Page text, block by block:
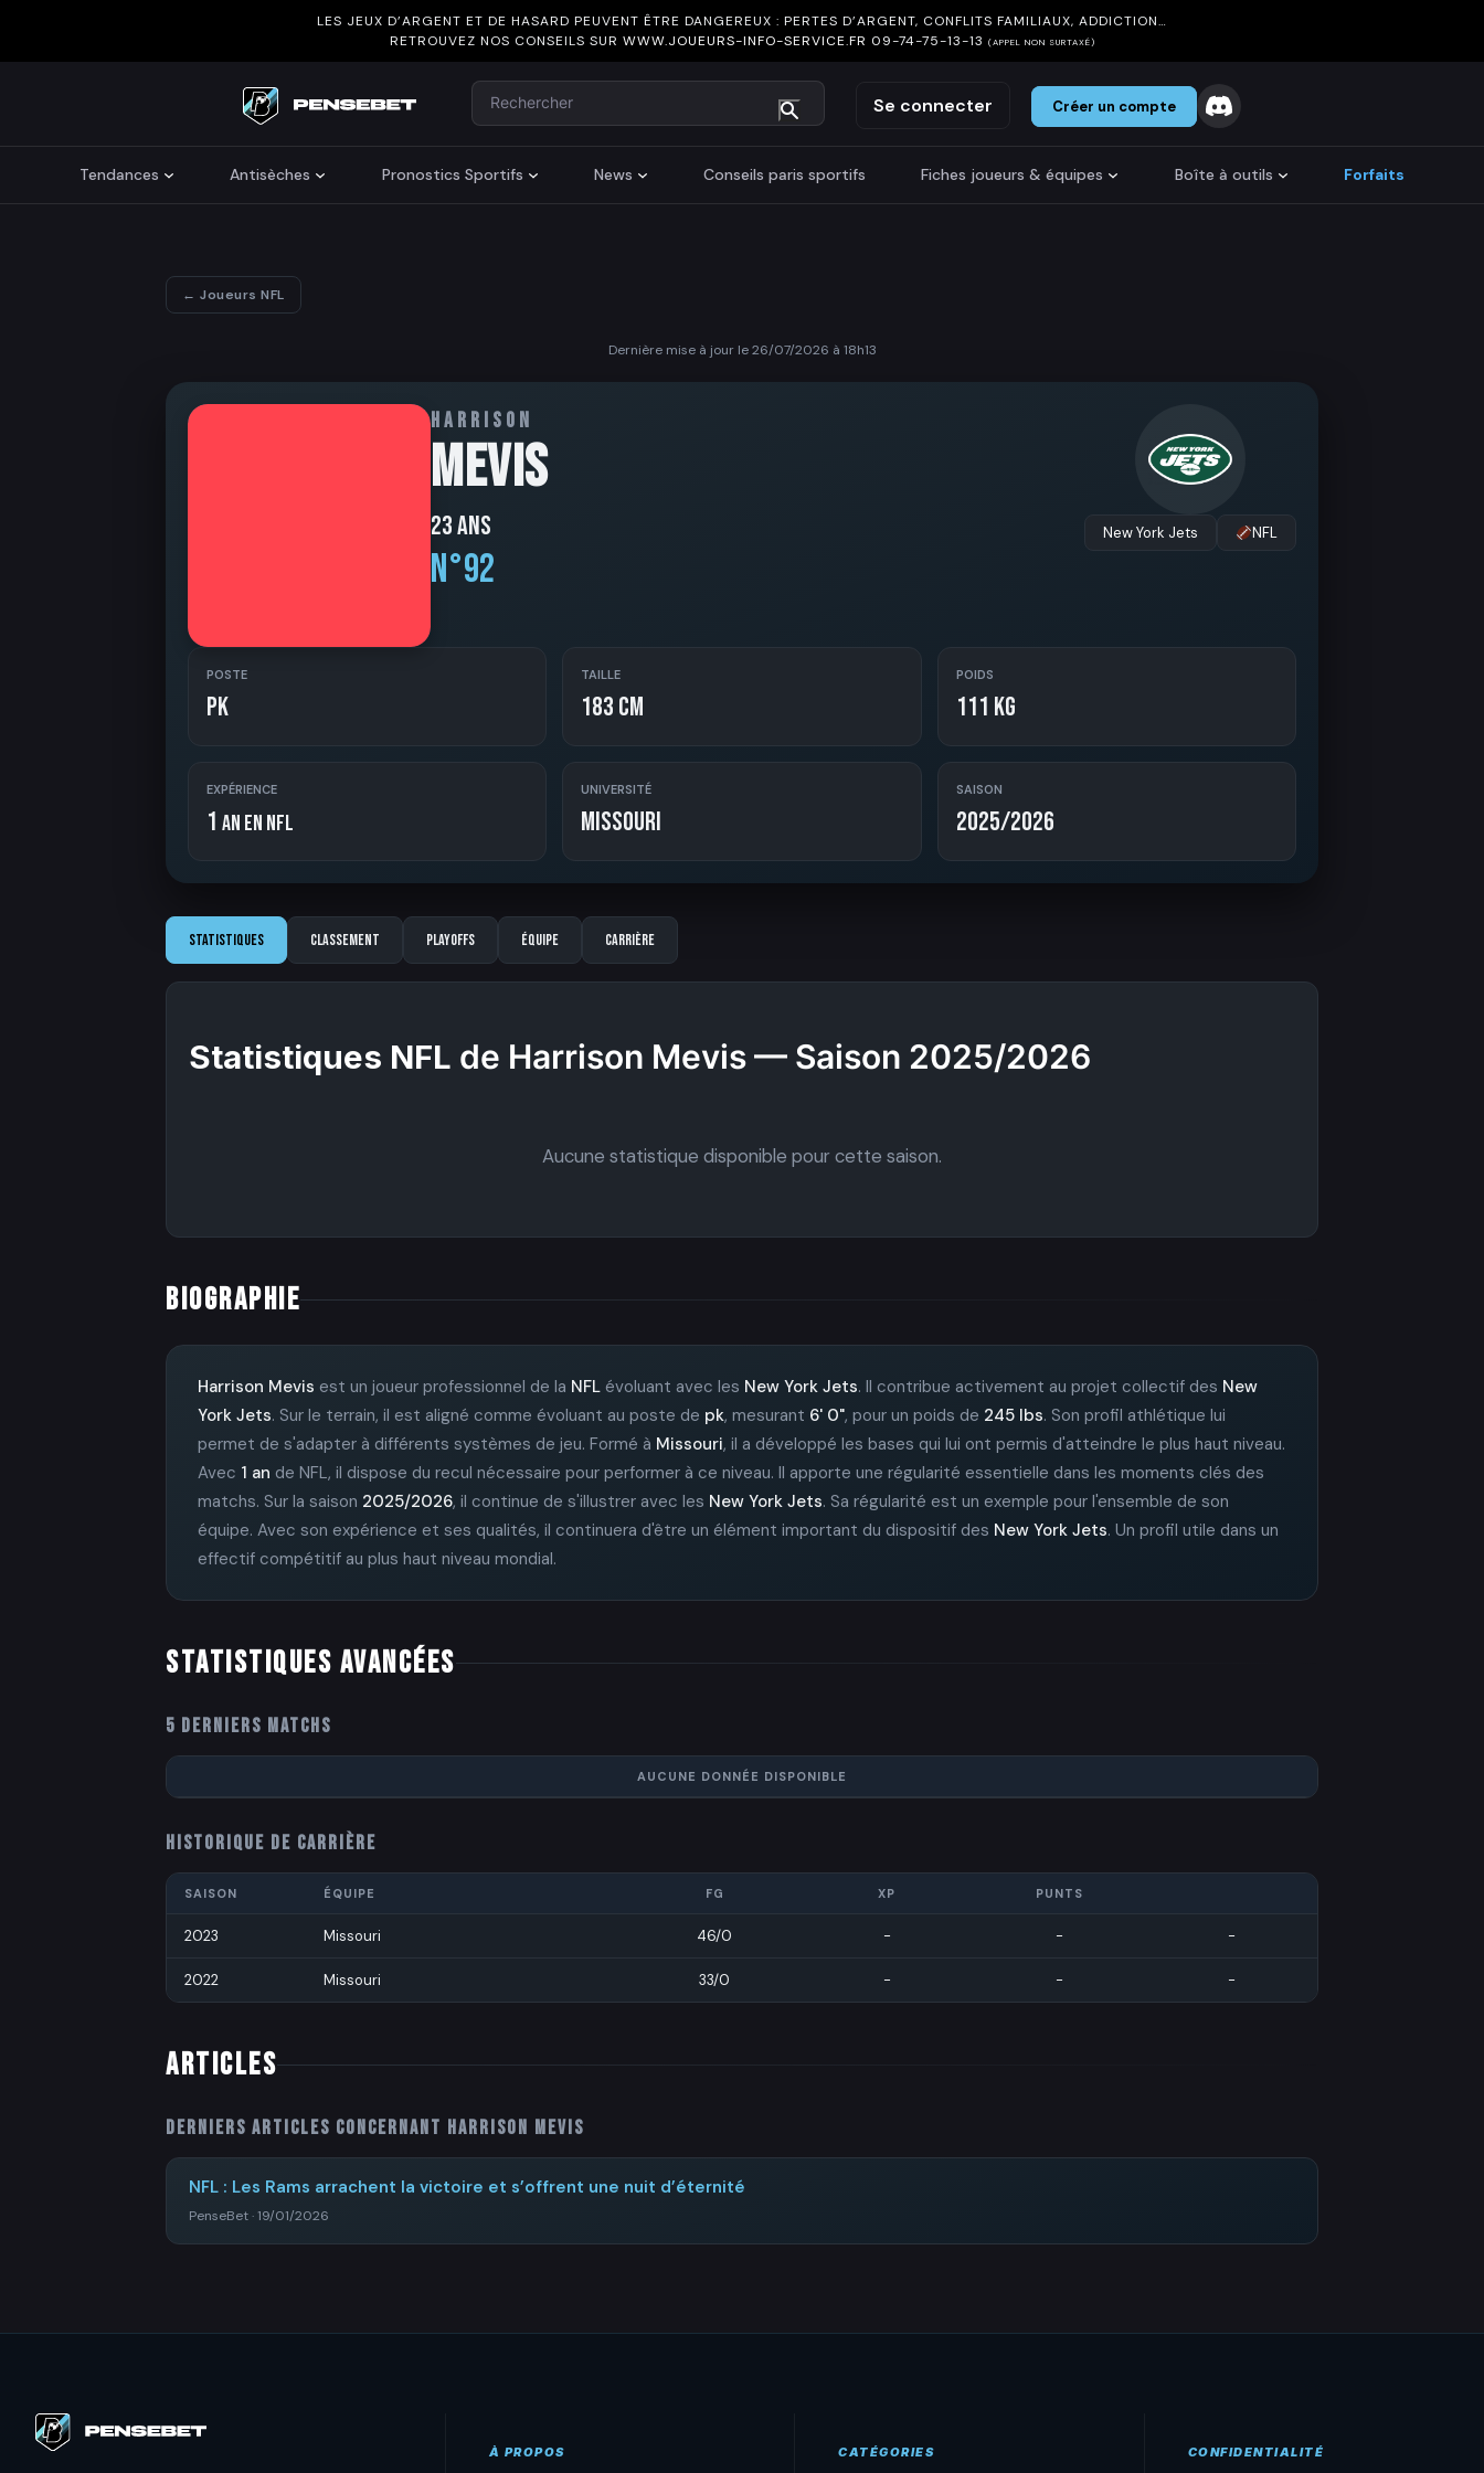
LES JEUX D’ARGENT ET DE HASARD PEUVENT ÊTRE DANGEREUX : PERTES D’ARGENT, CONFLITS FAMILIAUX, ADDICTION…
RETROUVEZ NOS CONSEILS SUR WWW.JOUEURS-INFO-SERVICE.FR 09-74-75-13-13 (APPEL NON SURTAXÉ)
Rechercher
Search Se connecter Créer un compte
Tendances Antisèches Pronostics Sportifs News Conseils paris sportifs Fiches joueurs & équipes Boîte à outils Forfaits
← Joueurs NFL
Dernière mise à jour le 26/07/2026 à 18h13
HARRISON
MEVIS
23 ans
N°92
New York Jets NFL
POSTE
PK
TAILLE
183 cm
POIDS
111 kg
EXPÉRIENCE
1 an en NFL
UNIVERSITÉ
Missouri
SAISON
2025/2026
Statistiques Classement Playoffs Équipe Carrière
Statistiques NFL de Harrison Mevis — Saison 2025/2026
Aucune statistique disponible pour cette saison.
BIOGRAPHIE
Harrison Mevis est un joueur professionnel de la NFL évoluant avec les New York Jets. Il contribue activement au projet collectif des New
York Jets. Sur le terrain, il est aligné comme évoluant au poste de pk, mesurant 6' 0", pour un poids de 245 lbs. Son profil athlétique lui
permet de s'adapter à différents systèmes de jeu. Formé à Missouri, il a développé les bases qui lui ont permis d'atteindre le plus haut niveau.
Avec 1 an de NFL, il dispose du recul nécessaire pour performer à ce niveau. Il apporte une régularité essentielle dans les moments clés des
matchs. Sur la saison 2025/2026, il continue de s'illustrer avec les New York Jets. Sa régularité est un exemple pour l'ensemble de son
équipe. Avec son expérience et ses qualités, il continuera d'être un élément important du dispositif des New York Jets. Un profil utile dans un
effectif compétitif au plus haut niveau mondial.
STATISTIQUES AVANCÉES
5 DERNIERS MATCHS
AUCUNE DONNÉE DISPONIBLE
HISTORIQUE DE CARRIÈRE
SAISON ÉQUIPE FG XP PUNTS
2023 Missouri 46/0 - - -
2022 Missouri 33/0 - - -
ARTICLES
Derniers articles concernant Harrison Mevis
NFL : Les Rams arrachent la victoire et s’offrent une nuit d’éternité
PenseBet · 19/01/2026
À PROPOS CATÉGORIES CONFIDENTIALITÉ